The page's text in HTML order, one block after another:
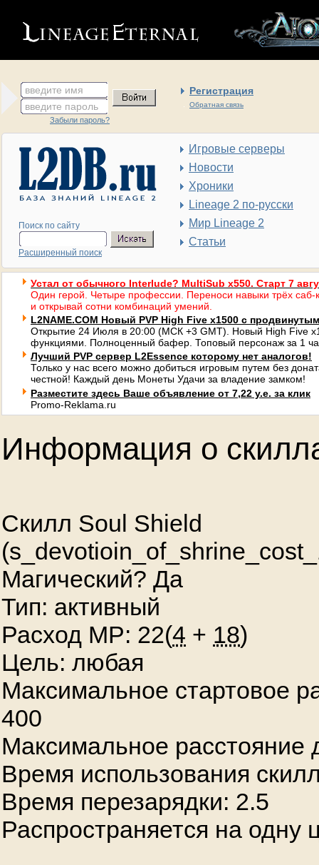
введите имя Регистрация
Обратная связь
введите пароль
Забыли пароль?
Поиск по сайту
Расширенный поиск
Игровые серверы
Новости
Хроники
Lineage 2 по-русски
Мир Lineage 2
Статьи
Устал от обычного Interlude? MultiSub x550. Старт 7
Один герой. Четыре профессии. Переноси навыки трёх саб-
и открывай сотни комбинаций умений.
L2NAME.COM Новый PVP High Five x1500 с
Открытие 24 Июля в 20:00 (МСК +3 GMT). Новый High Five
функциями. Полноценный бафер. Топовый персонаж за 1
Лучший PVP сервер L2Essence которому нет аналогов!
Только у нас всего можно добиться игровым путем без
честной! Каждый день Монеты Удачи за владение замком!
Разместите здесь Ваше объявление от 7,22 у.е. за клик
Promo-Reklama.ru
Информация о
Скилл Soul Shield
Магический? Да
Тип: активный
Расход MP: 22(4 + 18)
Цель: любая
Максимальное стартовое
400
Максимальное расстояние
Время использования
Время перезарядки: 2.5
Распространяется на одну